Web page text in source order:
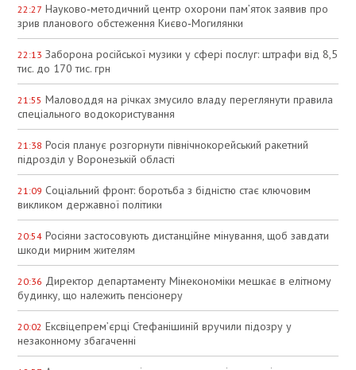
22:27 Науково‑методичний центр охорони пам’яток заявив про
зрив планового обстеження Києво‑Могилянки
22:13 Заборона російської музики у сфері послуг: штрафи від 8,5
тис. до 170 тис. грн
21:55 Маловоддя на річках змусило владу переглянути правила
спеціального водокористування
21:38 Росія планує розгорнути північнокорейський ракетний
підрозділ у Воронезькій області
21:09 Соціальний фронт: боротьба з бідністю стає ключовим
викликом державної політики
20:54 Росіяни застосовують дистанційне мінування, щоб завдати
шкоди мирним жителям
20:36 Директор департаменту Мінекономіки мешкає в елітному
будинку, що належить пенсіонеру
20:02 Ексвіцепрем’єрці Стефанішиній вручили підозру у
незаконному збагаченні